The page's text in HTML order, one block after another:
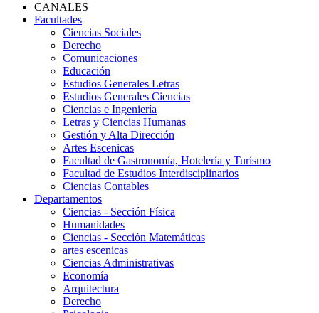
CANALES
Facultades
Ciencias Sociales
Derecho
Comunicaciones
Educación
Estudios Generales Letras
Estudios Generales Ciencias
Ciencias e Ingeniería
Letras y Ciencias Humanas
Gestión y Alta Dirección
Artes Escenicas
Facultad de Gastronomía, Hotelería y Turismo
Facultad de Estudios Interdisciplinarios
Ciencias Contables
Departamentos
Ciencias - Sección Física
Humanidades
Ciencias - Sección Matemáticas
artes escenicas
Ciencias Administrativas
Economía
Arquitectura
Derecho